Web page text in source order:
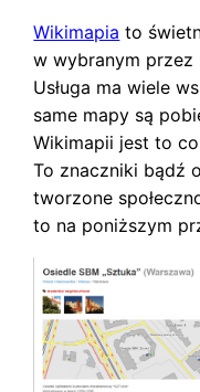
Wikimapia to
w wybranym przez
Usługa ma wiele
same mapy są
Wikimapii jest to
To znaczniki bądź
tworzone
to na poniższym